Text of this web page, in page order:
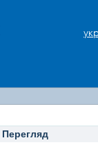
Перегляд